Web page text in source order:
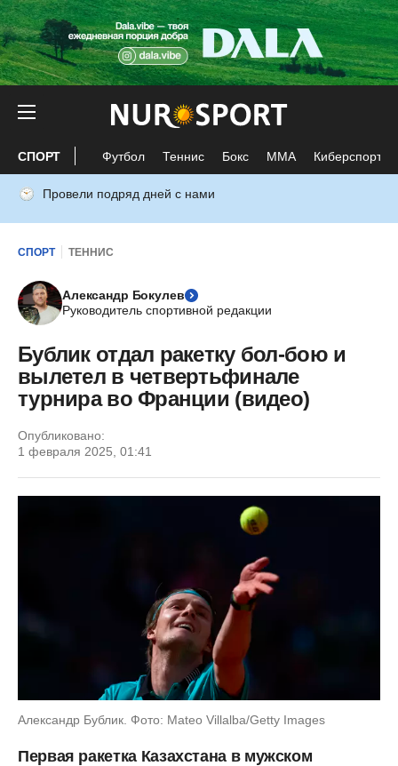
СПОРТ Футбол Теннис Бокс ММА Киберспорт
Провели подряд дней с нами
СПОРТ ТЕННИС
Александр Бокулев
Руководитель спортивной редакции
Бублик отдал ракетку бол-бою и
вылетел в четвертьфинале
турнира во Франции (видео)
Опубликовано:
1 февраля 2025, 01:41
Александр Бублик. Фото: Mateo Villalba/Getty Images
Первая ракетка Казахстана в мужском